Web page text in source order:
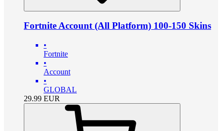
Fortnite Account (All Platform) 100-150 Skins
•
Fortnite
•
Account
•
GLOBAL
29.99 EUR